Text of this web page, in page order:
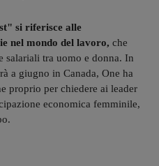
si riferisce alle
nel mondo del lavoro, che
salariali tra uomo e donna. In
a giugno in Canada, One ha
proprio per chiedere ai leader
economica femminile,